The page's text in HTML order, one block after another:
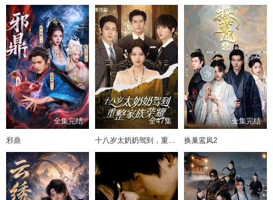
全集完结
邪鼎
全47集
十八岁太奶奶驾到，重整家族荣耀
全集完结
换巢鸾凤2